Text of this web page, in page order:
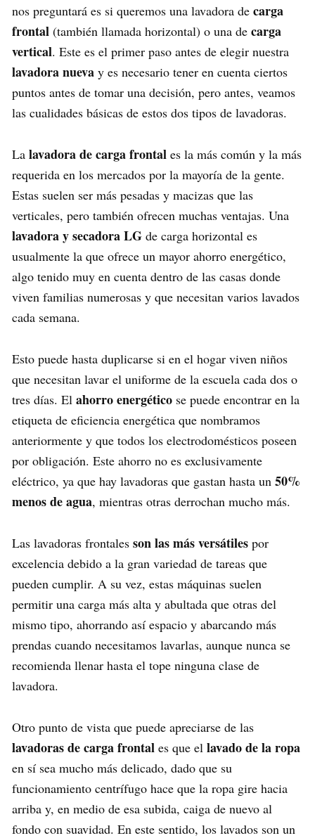
nos preguntará es si queremos una lavadora de carga
frontal (también llamada horizontal) o una de carga
vertical. Este es el primer paso antes de elegir nuestra
lavadora nueva y es necesario tener en cuenta ciertos
puntos antes de tomar una decisión, pero antes, veamos
las cualidades básicas de estos dos tipos de lavadoras.
La lavadora de carga frontal es la más común y la más
requerida en los mercados por la mayoría de la gente.
Estas suelen ser más pesadas y macizas que las
verticales, pero también ofrecen muchas ventajas. Una
lavadora y secadora LG de carga horizontal es
usualmente la que ofrece un mayor ahorro energético,
algo tenido muy en cuenta dentro de las casas donde
viven familias numerosas y que necesitan varios lavados
cada semana.
Esto puede hasta duplicarse si en el hogar viven niños
que necesitan lavar el uniforme de la escuela cada dos o
tres días. El ahorro energético se puede encontrar en la
etiqueta de eficiencia energética que nombramos
anteriormente y que todos los electrodomésticos poseen
por obligación. Este ahorro no es exclusivamente
eléctrico, ya que hay lavadoras que gastan hasta un 50%
menos de agua, mientras otras derrochan mucho más.
Las lavadoras frontales son las más versátiles por
excelencia debido a la gran variedad de tareas que
pueden cumplir. A su vez, estas máquinas suelen
permitir una carga más alta y abultada que otras del
mismo tipo, ahorrando así espacio y abarcando más
prendas cuando necesitamos lavarlas, aunque nunca se
recomienda llenar hasta el tope ninguna clase de
lavadora.
Otro punto de vista que puede apreciarse de las
lavadoras de carga frontal es que el lavado de la ropa
en sí sea mucho más delicado, dado que su
funcionamiento centrífugo hace que la ropa gire hacia
arriba y, en medio de esa subida, caiga de nuevo al
fondo con suavidad. En este sentido, los lavados son un